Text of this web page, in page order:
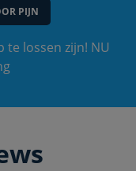
PIJN
te lossen zijn! NU